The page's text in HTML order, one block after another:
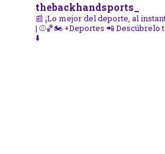
thebackhandsports_
📰 ¡Lo mejor del deporte, al
| ⚾🏀🏍️ +Deportes 📲 Descúbrelo
⬇️